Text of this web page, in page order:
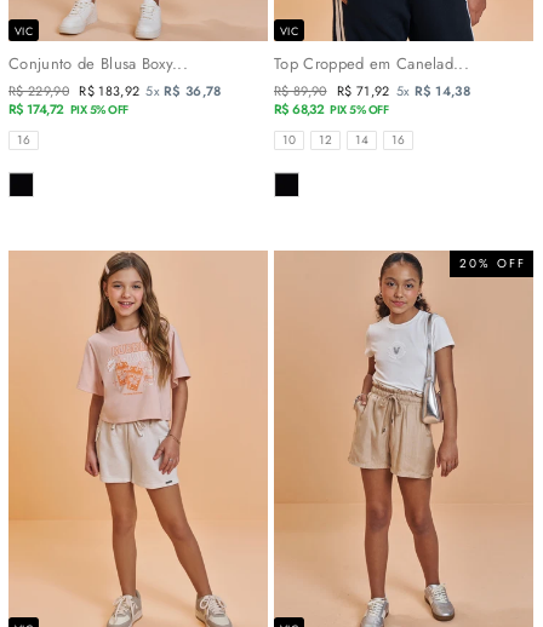
VIC
Conjunto de Blusa Boxy...
Preço
normal
R$ 229,90 Preço
promocional
R$ 183,92 5xR$ 36,78
R$ 174,72 PIX 5% OFF
TAMANHOS
16
COR
VIC
Top Cropped em Canelad...
Preço
normal
R$ 89,90 Preço
promocional
R$ 71,92 5x R$ 14,38
R$ 68,32 PIX 5% OFF
TAMANHOS
10 12 14 16
COR
20% OFF